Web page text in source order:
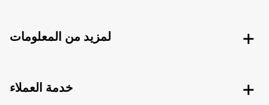
لمزيد من المعلومات
خدمة العملاء